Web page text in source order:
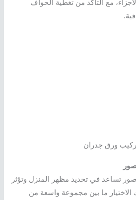
ورق جدران
تساعد في تحديد مظهر المنزل وتؤثر
ما بين مجموعة واسعة من